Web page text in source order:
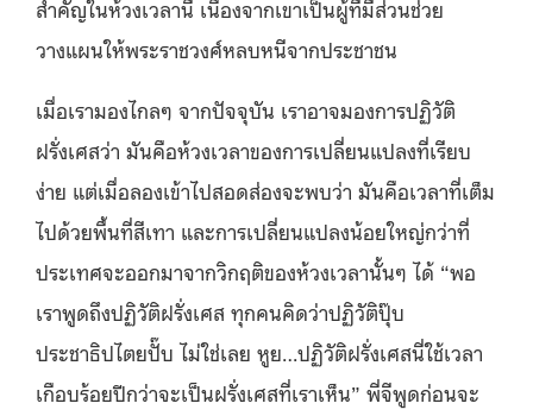
สำคัญในห้วงเวลานี้ เนื่องจากเขาเป็นผู้ที่มีส่วนช่วย
วางแผนให้พระราชวงศ์หลบหนีจากประชาชน
เมื่อเรามองไกลๆ จากปัจจุบัน เราอาจมองการปฏิวัติ
ฝรั่งเศสว่า มันคือห้วงเวลาของการเปลี่ยนแปลงที่เรียบ
ง่าย แต่เมื่อลองเข้าไปสอดส่องจะพบว่า มันคือเวลาที่เต็ม
ไปด้วยพื้นที่สีเทา และการเปลี่ยนแปลงน้อยใหญ่กว่าที่
ประเทศจะออกมาจากวิกฤติของห้วงเวลานั้นๆ ได้ “พอ
เราพูดถึงปฏิวัติฝรั่งเศส ทุกคนคิดว่าปฏิวัติปุ๊บ
ประชาธิปไตยปั๊บ ไม่ใช่เลย หูย…ปฏิวัติฝรั่งเศสนี่ใช้เวลา
เกือบร้อยปีกว่าจะเป็นฝรั่งเศสที่เราเห็น” พี่จีพูดก่อนจะ